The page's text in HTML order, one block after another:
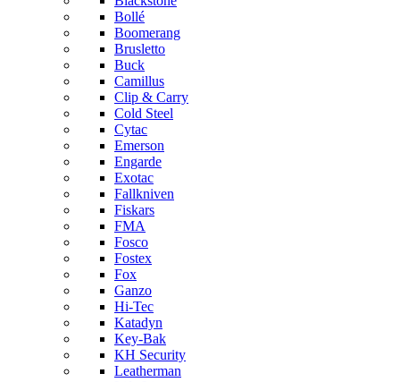
Bollé
Boomerang
Brusletto
Buck
Camillus
Clip & Carry
Cold Steel
Cytac
Emerson
Engarde
Exotac
Fallkniven
Fiskars
FMA
Fosco
Fostex
Fox
Ganzo
Hi-Tec
Katadyn
Key-Bak
KH Security
Leatherman